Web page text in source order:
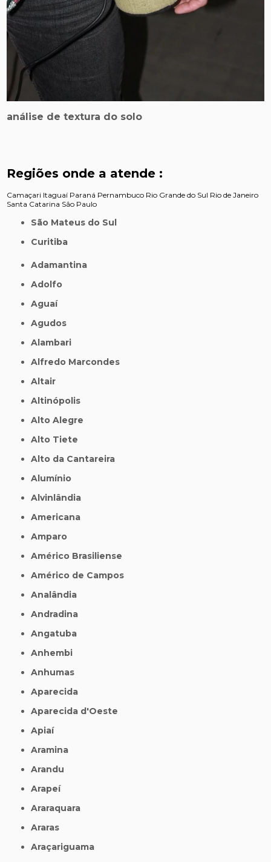
análise de textura do solo
Regiões onde a atende :
Camaçari Itaguaí Paraná Pernambuco Rio Grande do Sul Rio de Janeiro
Santa Catarina São Paulo
São Mateus do Sul
Curitiba
Adamantina
Adolfo
Aguaí
Agudos
Alambari
Alfredo Marcondes
Altair
Altinópolis
Alto Alegre
Alto Tiete
Alto da Cantareira
Alumínio
Alvinlândia
Americana
Amparo
Américo Brasiliense
Américo de Campos
Analândia
Andradina
Angatuba
Anhembi
Anhumas
Aparecida
Aparecida d'Oeste
Apiaí
Aramina
Arandu
Arapeí
Araraquara
Araras
Araçariguama